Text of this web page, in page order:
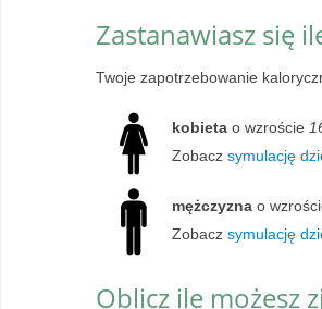
Zastanawiasz się
Twoje zapotrzebowanie
kobieta o wzroście
Zobacz symulację
mężczyzna o
Zobacz symulację
Oblicz ile możesz